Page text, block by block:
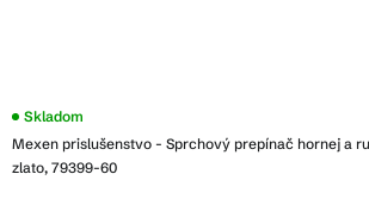
Mexen prislušenstvo - Sprchový prepínač hornej a
zlato, 79399-60
Skladom